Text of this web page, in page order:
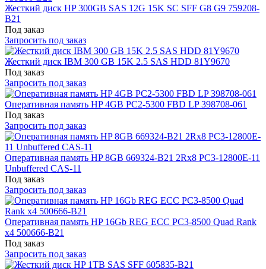
Жесткий диск HP 300GB SAS 12G 15K SC SFF G8 G9 759208-
B21
Под заказ
Запросить под заказ
Жесткий диск IBM 300 GB 15K 2.5 SAS HDD 81Y9670
Под заказ
Запросить под заказ
Оперативная память HP 4GB PC2-5300 FBD LP 398708-061
Под заказ
Запросить под заказ
Оперативная память HP 8GB 669324-B21 2Rx8 PC3-12800E-11
Unbuffered CAS-11
Под заказ
Запросить под заказ
Оперативная память HP 16Gb REG ECC PC3-8500 Quad Rank
x4 500666-B21
Под заказ
Запросить под заказ